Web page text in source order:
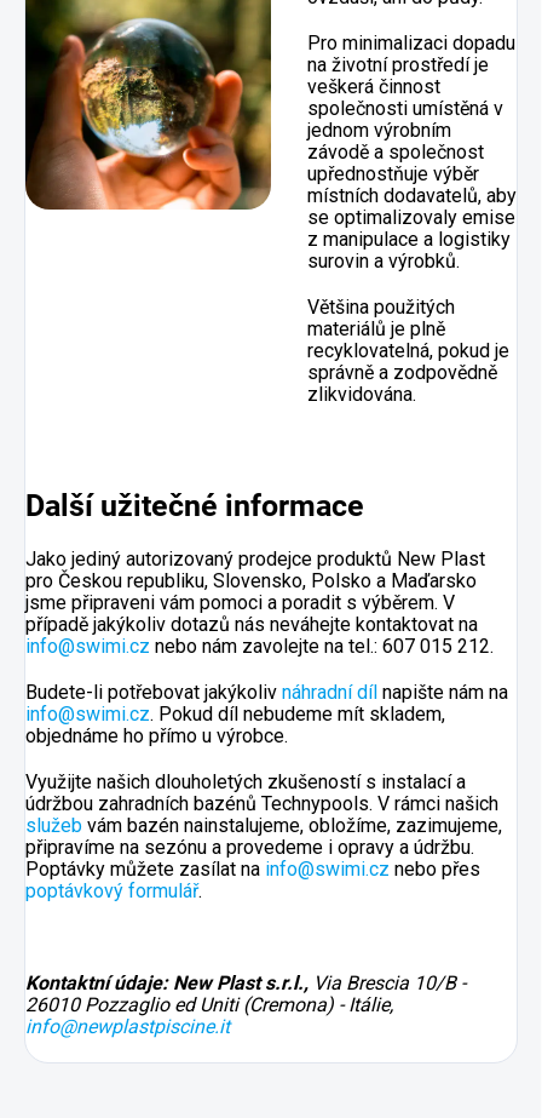
Pro minimalizaci dopadu
na životní prostředí je
veškerá činnost
společnosti umístěná v
jednom výrobním
závodě a společnost
upřednostňuje výběr
místních dodavatelů, aby
se optimalizovaly emise
z manipulace a logistiky
surovin a výrobků.
Většina použitých
materiálů je plně
recyklovatelná, pokud je
správně a zodpovědně
zlikvidována.
Další užitečné informace
Jako jediný autorizovaný prodejce produktů New Plast
pro Českou republiku, Slovensko, Polsko a Maďarsko
jsme připraveni vám pomoci a poradit s výběrem. V
případě jakýkoliv dotazů nás neváhejte kontaktovat na
info@swimi.cz nebo nám zavolejte na tel.: 607 015 212.
Budete-li potřebovat jakýkoliv náhradní díl napište nám na
info@swimi.cz. Pokud díl nebudeme mít skladem,
objednáme ho přímo u výrobce.
Využijte našich dlouholetých zkušeností s instalací a
údržbou zahradních bazénů Technypools. V rámci našich
služeb vám bazén nainstalujeme, obložíme, zazimujeme,
připravíme na sezónu a provedeme i opravy a údržbu.
Poptávky můžete zasílat na info@swimi.cz nebo přes
poptávkový formulář.
Kontaktní údaje: New Plast s.r.l., Via Brescia 10/B -
26010 Pozzaglio ed Uniti (Cremona) - Itálie,
info@newplastpiscine.it